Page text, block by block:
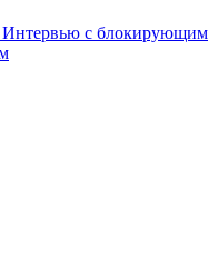
с блокирующим